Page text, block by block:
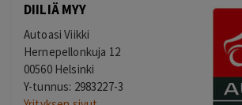
DIILIÄ MYY
Autoasi Viikki
Hernepellonkuja 12
00560 Helsinki
Y-tunnus: 2983227-3